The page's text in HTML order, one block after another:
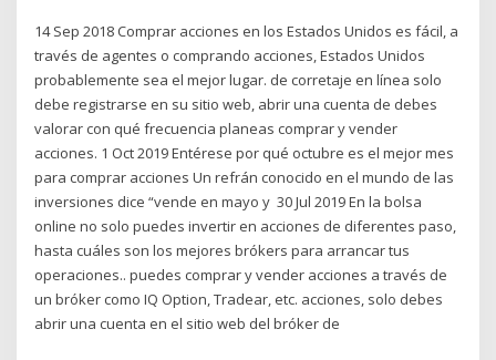
14 Sep 2018 Comprar acciones en los Estados Unidos es fácil, a
través de agentes o comprando acciones, Estados Unidos
probablemente sea el mejor lugar. de corretaje en línea solo
debe registrarse en su sitio web, abrir una cuenta de debes
valorar con qué frecuencia planeas comprar y vender
acciones. 1 Oct 2019 Entérese por qué octubre es el mejor mes
para comprar acciones Un refrán conocido en el mundo de las
inversiones dice “vende en mayo y 30 Jul 2019 En la bolsa
online no solo puedes invertir en acciones de diferentes paso,
hasta cuáles son los mejores brókers para arrancar tus
operaciones.. puedes comprar y vender acciones a través de
un bróker como IQ Option, Tradear, etc. acciones, solo debes
abrir una cuenta en el sitio web del bróker de